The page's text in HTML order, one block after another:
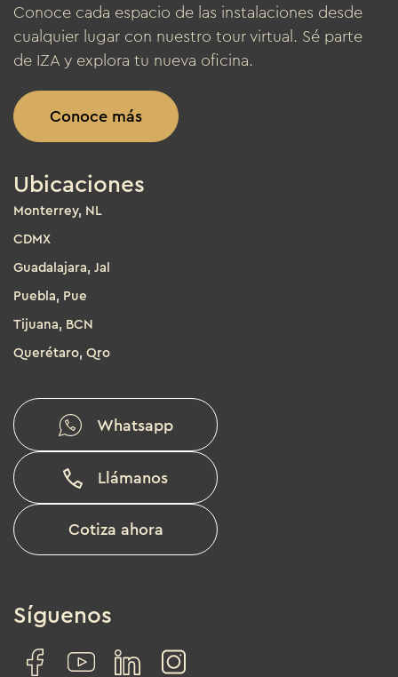
Conoce cada espacio de las instalaciones desde
cualquier lugar con nuestro tour virtual. Sé parte
de IZA y explora tu nueva oficina.
Conoce más
Ubicaciones
Monterrey, NL
CDMX
Guadalajara, Jal
Puebla, Pue
Tijuana, BCN
Querétaro, Qro
Whatsapp
Llámanos
Cotiza ahora
Síguenos